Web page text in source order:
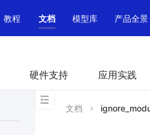
教程 文档 模型库 产品全景
硬件支持 应用实践
文档